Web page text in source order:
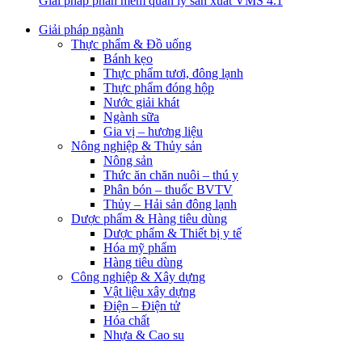
Giải pháp ngành
Thực phẩm & Đồ uống
Bánh kẹo
Thực phẩm tươi, đông lạnh
Thực phẩm đóng hộp
Nước giải khát
Ngành sữa
Gia vị – hương liệu
Nông nghiệp & Thủy sản
Nông sản
Thức ăn chăn nuôi – thú y
Phân bón – thuốc BVTV
Thủy – Hải sản đông lạnh
Dược phẩm & Hàng tiêu dùng
Dược phẩm & Thiết bị y tế
Hóa mỹ phẩm
Hàng tiêu dùng
Công nghiệp & Xây dựng
Vật liệu xây dựng
Điện – Điện tử
Hóa chất
Nhựa & Cao su